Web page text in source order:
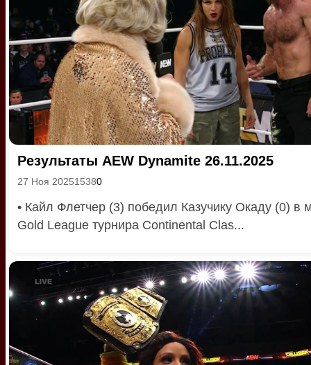
Результаты AEW Dynamite 26.11.2025
27 Ноя 202515380
• Кайл Флетчер (3) победил Казучику Окаду (0) в
Gold League турнира Continental Clas...